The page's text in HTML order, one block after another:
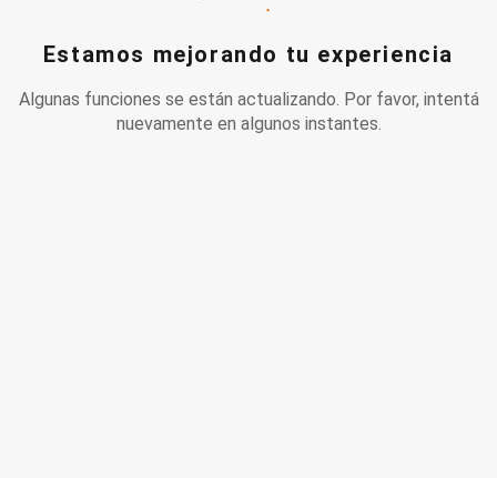
Estamos mejorando tu experiencia
Algunas funciones se están actualizando. Por favor, intentá
nuevamente en algunos instantes.